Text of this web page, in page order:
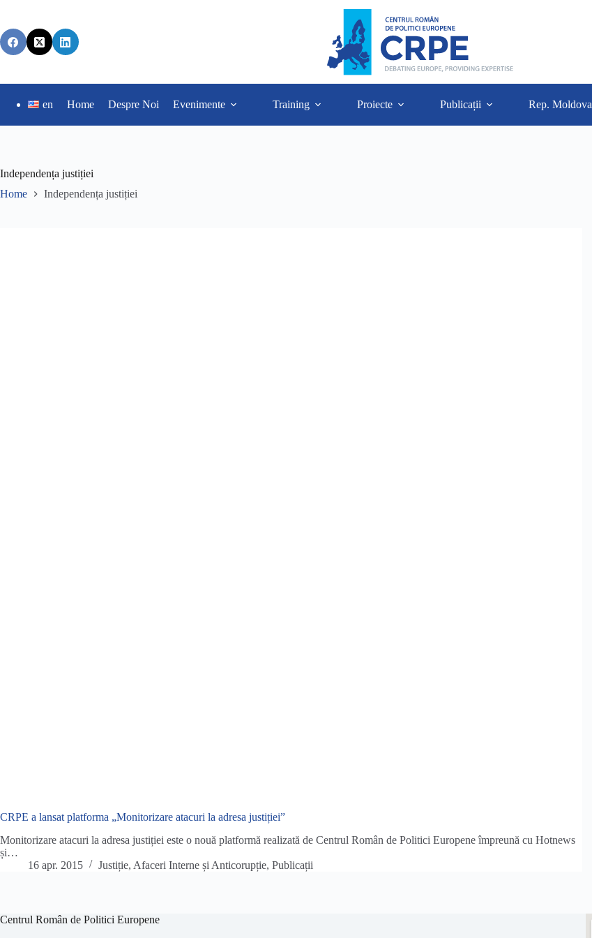
en Home Despre Noi Evenimente Training Proiecte Publicații Rep. Moldova
Independența justiției
Home
Independența justiției
CRPE a lansat platforma „Monitorizare atacuri la adresa justiției”
Monitorizare atacuri la adresa justiției este o nouă platformă realizată de Centrul Român de Politici Europene împreună cu Hotnews
și…
16 apr. 2015
Justiție, Afaceri Interne și Anticorupție, Publicații
Centrul Român de Politici Europene